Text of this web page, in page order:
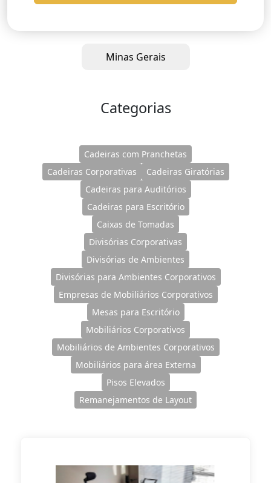
Minas Gerais
Categorias
Cadeiras com Pranchetas
Cadeiras Corporativas
Cadeiras Giratórias
Cadeiras para Auditórios
Cadeiras para Escritório
Caixas de Tomadas
Divisórias Corporativas
Divisórias de Ambientes
Divisórias para Ambientes Corporativos
Empresas de Mobiliários Corporativos
Mesas para Escritório
Mobiliários Corporativos
Mobiliários de Ambientes Corporativos
Mobiliários para área Externa
Pisos Elevados
Remanejamentos de Layout